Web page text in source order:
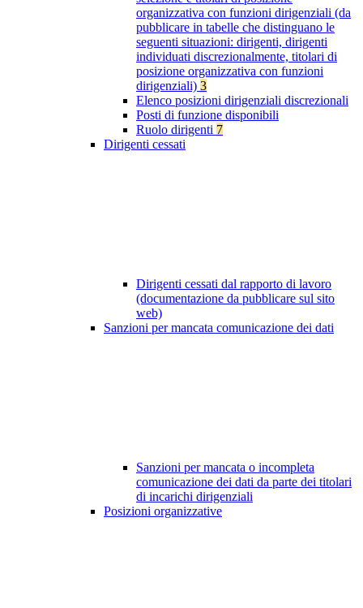
organizzativa con funzioni dirigenziali (da
pubblicare in tabelle che distinguano le
seguenti situazioni: dirigenti, dirigenti
individuati discrezionalmente, titolari di
posizione organizzativa con funzioni
dirigenziali) 3
Elenco posizioni dirigenziali discrezionali
Posti di funzione disponibili
Ruolo dirigenti 7
Dirigenti cessati
Dirigenti cessati dal rapporto di lavoro
(documentazione da pubblicare sul sito
web)
Sanzioni per mancata comunicazione dei dati
Sanzioni per mancata o incompleta
comunicazione dei dati da parte dei titolari
di incarichi dirigenziali
Posizioni organizzative